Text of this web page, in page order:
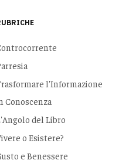
l'Informazione
Conoscenza
del Libro
o Esistere?
e Benessere